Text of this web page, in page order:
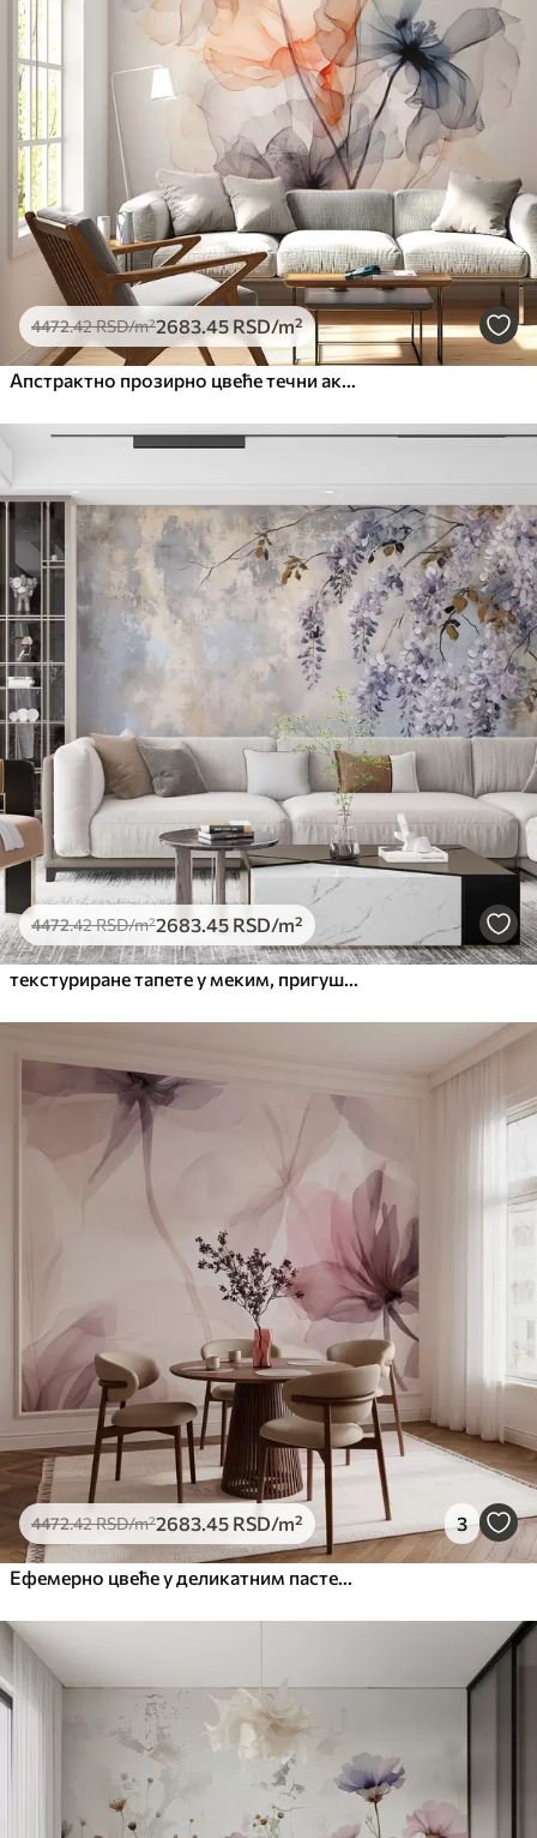
4472.42RSD/m²2683 .45 RSD/m²
4472.42RSD/m²2683 .45 RSD/m²
4472.42RSD/m²2683 .45 RSD/m² 3